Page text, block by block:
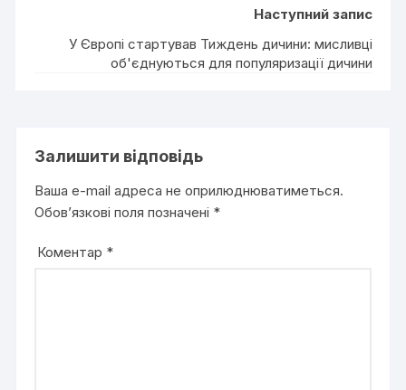
Наступний запис
У Європі стартував Тиждень дичини: мисливці
об'єднуються для популяризації дичини
Залишити відповідь
Ваша e-mail адреса не оприлюднюватиметься.
Обов’язкові поля позначені *
Коментар *